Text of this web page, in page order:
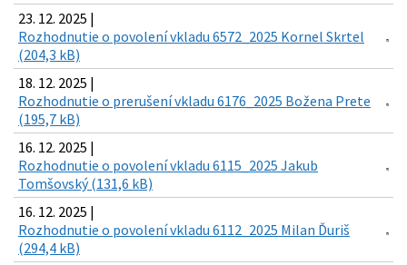
23. 12. 2025 |
Rozhodnutie o povolení vkladu 6572_2025 Kornel Skrtel
(204,3 kB)
18. 12. 2025 |
Rozhodnutie o prerušení vkladu 6176_2025 Božena Prete
(195,7 kB)
16. 12. 2025 |
Rozhodnutie o povolení vkladu 6115_2025 Jakub
Tomšovský (131,6 kB)
16. 12. 2025 |
Rozhodnutie o povolení vkladu 6112_2025 Milan Ďuriš
(294,4 kB)